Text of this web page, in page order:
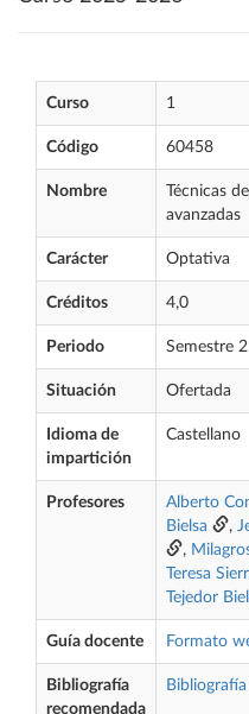
Curso 1
Código 60458
Nombre
Técnicas
avanzadas
Carácter Optativa
Créditos 4,0
Periodo Semestre 2
Situación Ofertada
Idioma de
impartición
Castellano
Profesores Alberto
Bielsa
,
,
Teresa
Tejedor
Guía docente Formato
Bibliografía
recomendada
Bibliografía